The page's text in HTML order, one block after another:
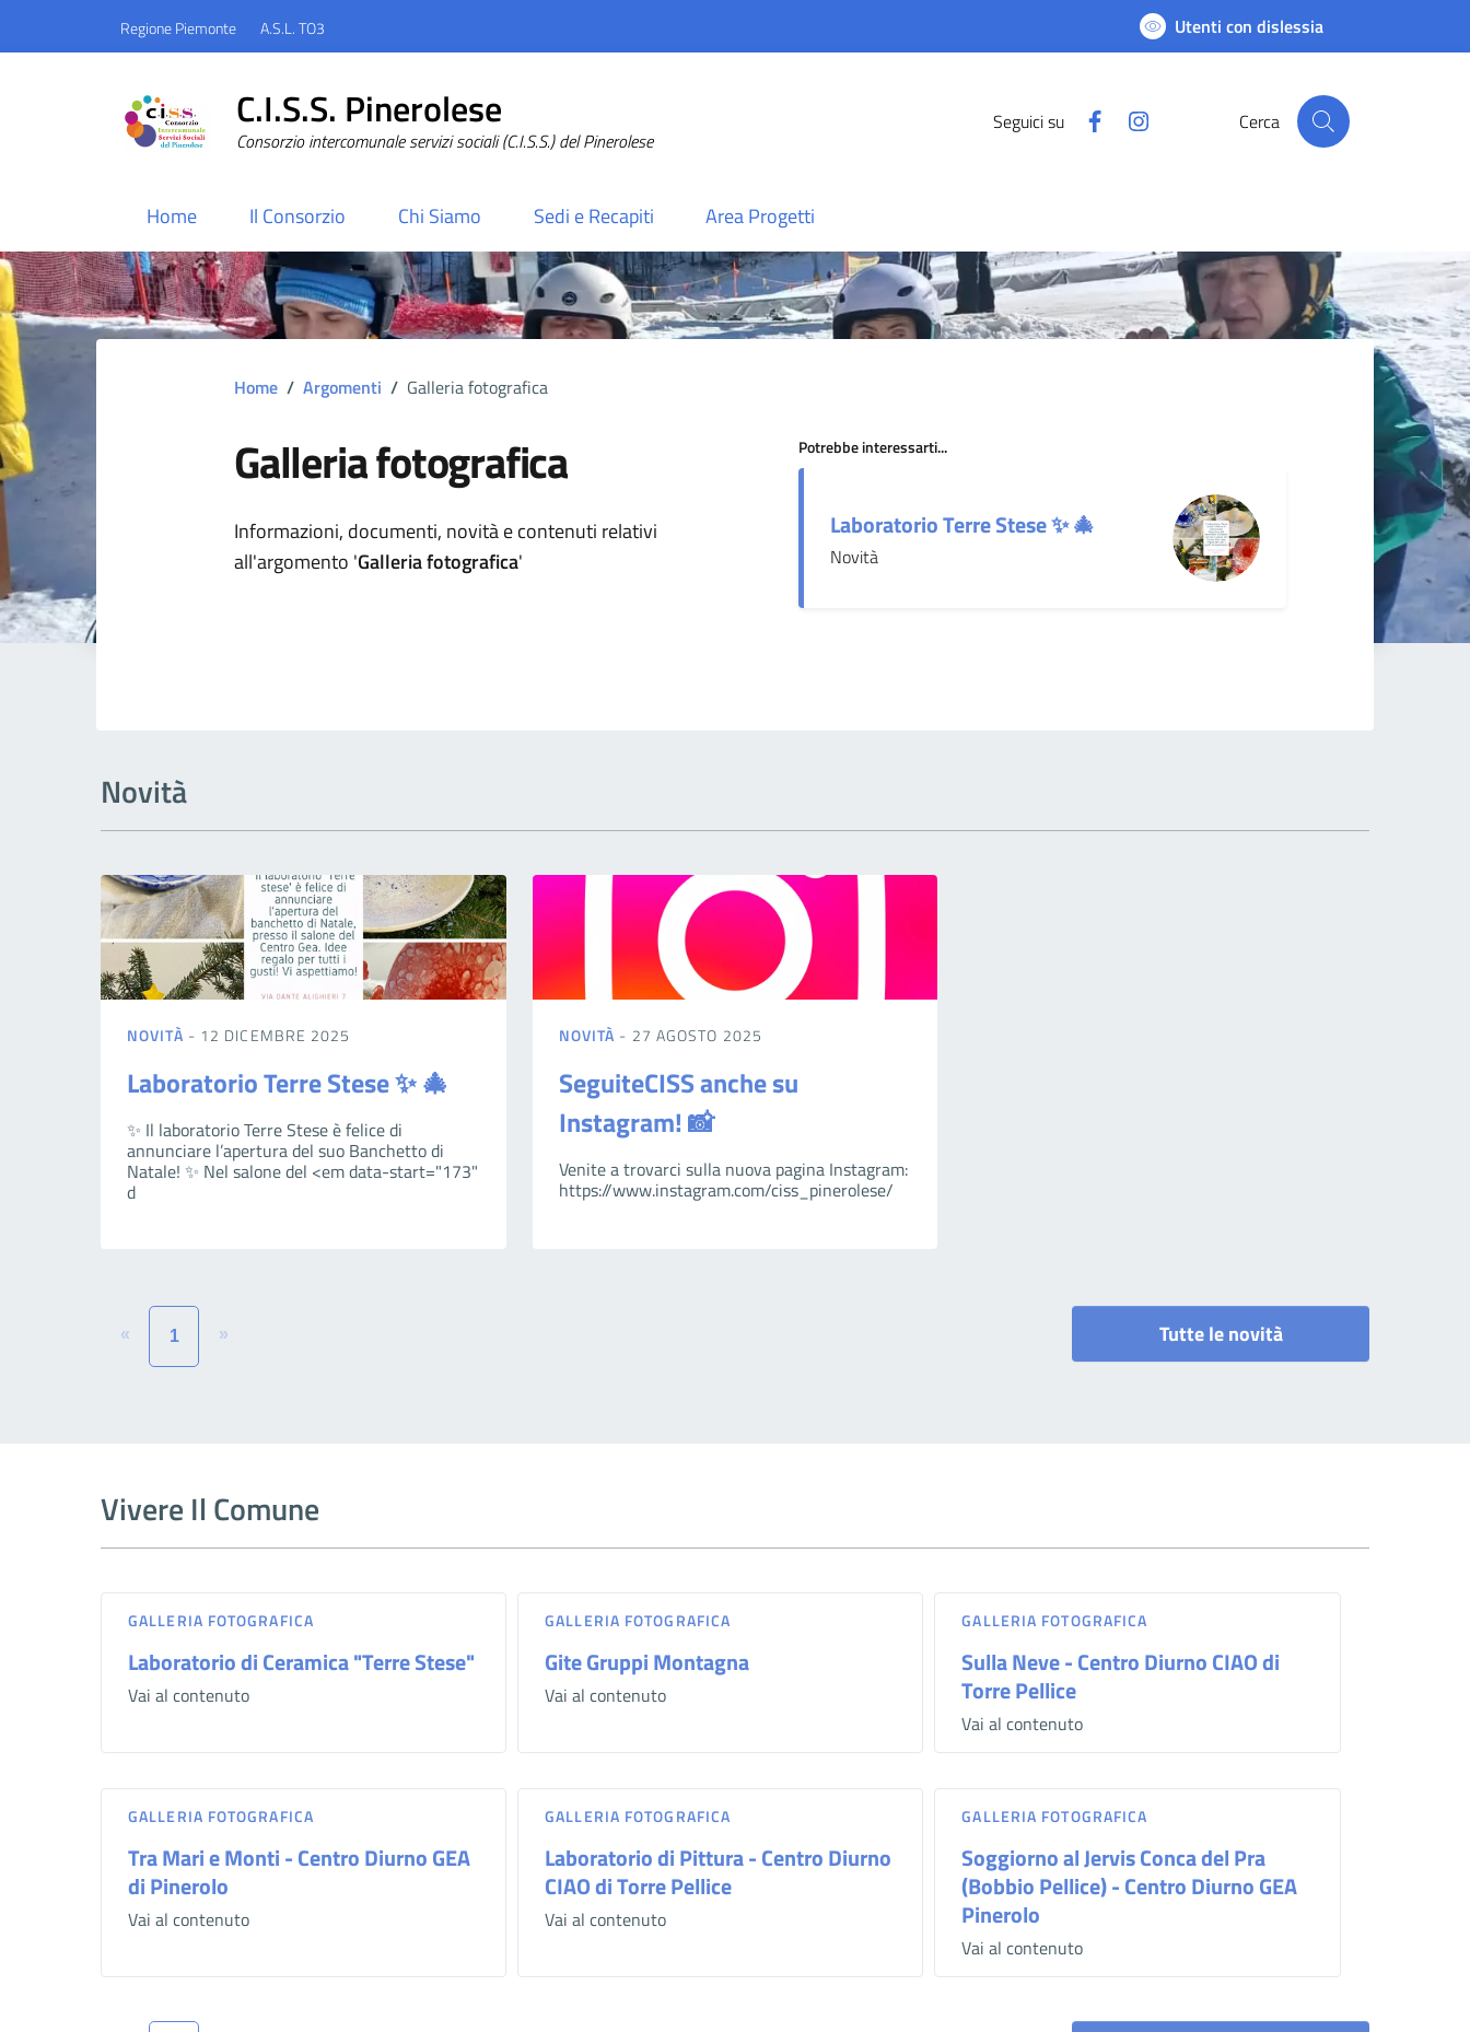
Regione Piemonte A.S.L. TO3 Utenti con dislessia
C.I.S.S. Pinerolese
Consorzio intercomunale servizi sociali (C.I.S.S.) del Pinerolese
Seguici su Facebook Cerca
Home Il Consorzio Chi Siamo Sedi e Recapiti Area Progetti
Home / Argomenti / Galleria fotografica
Galleria fotografica
Dettagli argomento
Informazioni, documenti, novità e contenuti relativi
all'argomento 'Galleria fotografica'
Potrebbe interessarti...
Laboratorio Terre Stese ✨ 🎄
Novità
Novità
NOVITÀ - 12 DICEMBRE 2025
Laboratorio Terre Stese ✨ 🎄
✨ Il laboratorio Terre Stese è felice di
annunciare l’apertura del suo Banchetto di
Natale! ✨ Nel salone del <em data-start="173"
d
NOVITÀ - 27 AGOSTO 2025
SeguiteCISS anche su
Instagram! 📸
Venite a trovarci sulla nuova pagina Instagram:
https://www.instagram.com/ciss_pinerolese/
« 1 » Tutte le novità
Vivere Il Comune
GALLERIA FOTOGRAFICA
Laboratorio di Ceramica "Terre Stese"
Vai al contenuto
GALLERIA FOTOGRAFICA
Gite Gruppi Montagna
Vai al contenuto
GALLERIA FOTOGRAFICA
Sulla Neve - Centro Diurno CIAO di
Torre Pellice
Vai al contenuto
GALLERIA FOTOGRAFICA
Tra Mari e Monti - Centro Diurno GEA
di Pinerolo
Vai al contenuto
GALLERIA FOTOGRAFICA
Laboratorio di Pittura - Centro Diurno
CIAO di Torre Pellice
Vai al contenuto
GALLERIA FOTOGRAFICA
Soggiorno al Jervis Conca del Pra
(Bobbio Pellice) - Centro Diurno GEA
Pinerolo
Vai al contenuto